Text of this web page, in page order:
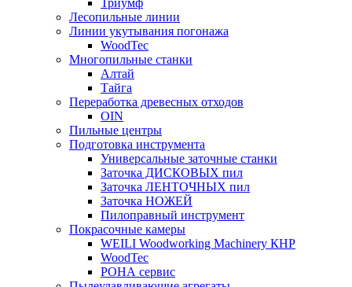
Триумф
Лесопильные линии
Линии укутывания погонажа
WoodTec
Многопильные станки
Алтай
Тайга
Переработка древесных отходов
OIN
Пильные центры
Подготовка инструмента
Универсальные заточные станки
Заточка ДИСКОВЫХ пил
Заточка ЛЕНТОЧНЫХ пил
Заточка НОЖЕЙ
Пилоправный инструмент
Покрасочные камеры
WEILI Woodworking Machinery КНР
WoodTec
РОНА сервис